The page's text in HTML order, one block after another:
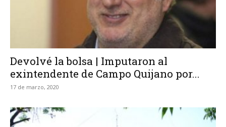
Devolvé la bolsa | Imputaron al
exintendente de Campo Quijano por...
17 de marzo, 2020